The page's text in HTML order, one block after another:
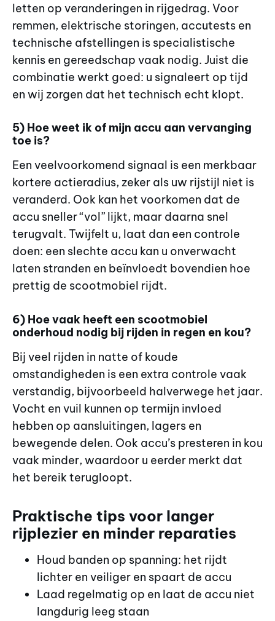
letten op veranderingen in rijgedrag. Voor
remmen, elektrische storingen, accutests en
technische afstellingen is specialistische
kennis en gereedschap vaak nodig. Juist die
combinatie werkt goed: u signaleert op tijd
en wij zorgen dat het technisch echt klopt.
5) Hoe weet ik of mijn accu aan vervanging
toe is?
Een veelvoorkomend signaal is een merkbaar
kortere actieradius, zeker als uw rijstijl niet is
veranderd. Ook kan het voorkomen dat de
accu sneller “vol” lijkt, maar daarna snel
terugvalt. Twijfelt u, laat dan een controle
doen: een slechte accu kan u onverwacht
laten stranden en beïnvloedt bovendien hoe
prettig de scootmobiel rijdt.
6) Hoe vaak heeft een scootmobiel
onderhoud nodig bij rijden in regen en kou?
Bij veel rijden in natte of koude
omstandigheden is een extra controle vaak
verstandig, bijvoorbeeld halverwege het jaar.
Vocht en vuil kunnen op termijn invloed
hebben op aansluitingen, lagers en
bewegende delen. Ook accu’s presteren in kou
vaak minder, waardoor u eerder merkt dat
het bereik terugloopt.
Praktische tips voor langer
rijplezier en minder reparaties
Houd banden op spanning: het rijdt
lichter en veiliger en spaart de accu
Laad regelmatig op en laat de accu niet
langdurig leeg staan